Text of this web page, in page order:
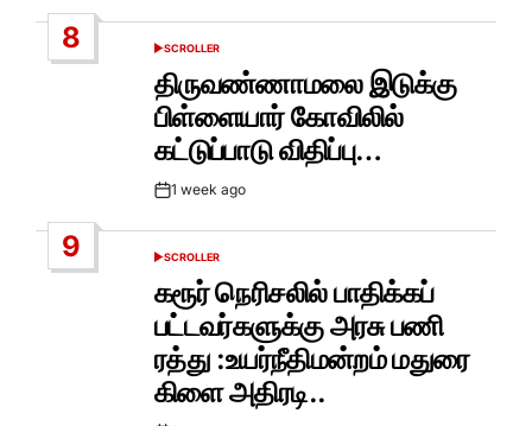
8
POSTED
SCROLLER
திருவண்ணாமலை இடுக்கு
பிள்ளையார் கோவிலில்
கட்டுப்பாடு விதிப்பு…
Post1 week ago
9
POSTED
SCROLLER
கரூர் நெரிசலில் பாதிக்கப்
பட்டவர்களுக்கு அரசு பணி
ரத்து :உயர்நீதிமன்றம் மதுரை
கிளை அதிரடி..